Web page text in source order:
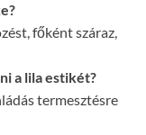
főként száraz,
a lila estikét?
termesztésre